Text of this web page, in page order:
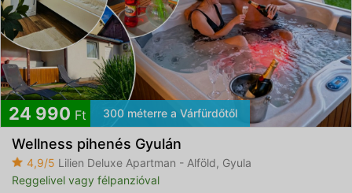
24 990 Ft 300 méterre a Várfürdőtől
Wellness pihenés Gyulán
4,9/5 Lilien Deluxe Apartman - Alföld, Gyula
Reggelivel vagy félpanzióval